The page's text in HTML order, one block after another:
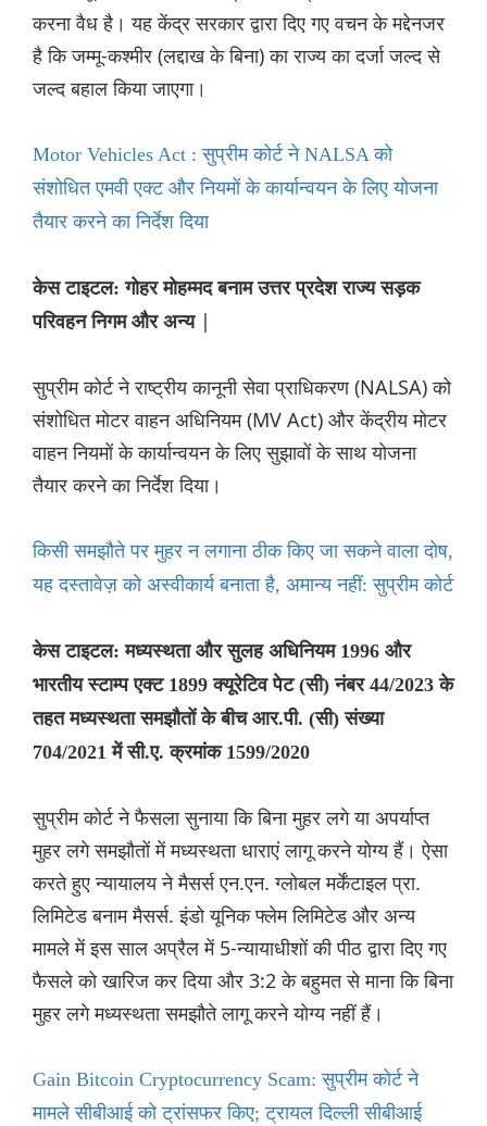
करना वैध है। यह केंद्र सरकार द्वारा दिए गए वचन के मद्देनजर
है कि जम्मू-कश्मीर (लद्दाख के बिना) का राज्य का दर्जा जल्द से
जल्द बहाल किया जाएगा।
Motor Vehicles Act : सुप्रीम कोर्ट ने NALSA को
संशोधित एमवी एक्ट और नियमों के कार्यान्वयन के लिए योजना
तैयार करने का निर्देश दिया
केस टाइटल: गोहर मोहम्मद बनाम उत्तर प्रदेश राज्य सड़क
परिवहन निगम और अन्य |
सुप्रीम कोर्ट ने राष्ट्रीय कानूनी सेवा प्राधिकरण (NALSA) को
संशोधित मोटर वाहन अधिनियम (MV Act) और केंद्रीय मोटर
वाहन नियमों के कार्यान्वयन के लिए सुझावों के साथ योजना
तैयार करने का निर्देश दिया।
किसी समझौते पर मुहर न लगाना ठीक किए जा सकने वाला दोष,
यह दस्तावेज़ को अस्वीकार्य बनाता है, अमान्य नहीं: सुप्रीम कोर्ट
केस टाइटल: मध्यस्थता और सुलह अधिनियम 1996 और
भारतीय स्टाम्प एक्ट 1899 क्यूरेटिव पेट (सी) नंबर 44/2023 के
तहत मध्यस्थता समझौतों के बीच आर.पी. (सी) संख्या
704/2021 में सी.ए. क्रमांक 1599/2020
सुप्रीम कोर्ट ने फैसला सुनाया कि बिना मुहर लगे या अपर्याप्त
मुहर लगे समझौतों में मध्यस्थता धाराएं लागू करने योग्य हैं। ऐसा
करते हुए न्यायालय ने मैसर्स एन.एन. ग्लोबल मर्केंटाइल प्रा.
लिमिटेड बनाम मैसर्स. इंडो यूनिक फ्लेम लिमिटेड और अन्य
मामले में इस साल अप्रैल में 5-न्यायाधीशों की पीठ द्वारा दिए गए
फैसले को खारिज कर दिया और 3:2 के बहुमत से माना कि बिना
मुहर लगे मध्यस्थता समझौते लागू करने योग्य नहीं हैं।
Gain Bitcoin Cryptocurrency Scam: सुप्रीम कोर्ट ने
मामले सीबीआई को ट्रांसफर किए; ट्रायल दिल्ली सीबीआई